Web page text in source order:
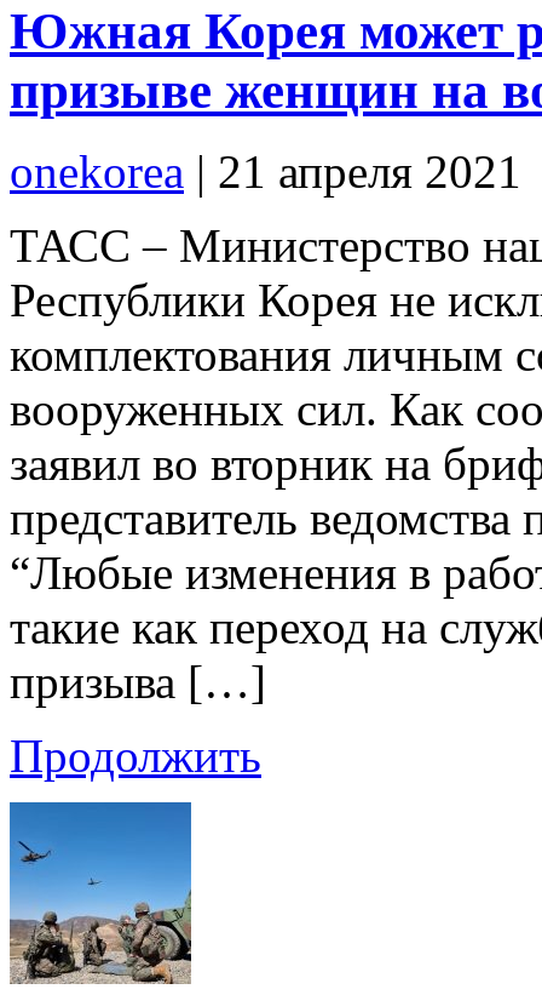
Южная Корея может
призыве женщин на
onekorea | 21 апреля 2021
ТАСС – Министерство
Республики Корея не
комплектования личным
вооруженных сил. Как
заявил во вторник на
представитель
“Любые изменения в
такие как переход на
призыва […]
Продолжить